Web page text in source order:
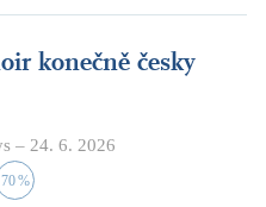
konečně česky
– 24. 6. 2026
70%